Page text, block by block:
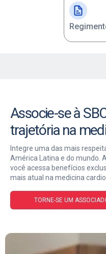
Associe-se à
trajetória na
Integre uma das mais
América Latina e do mundo.
você acessa benefícios
mais atual na medicina
TORNE-SE UM